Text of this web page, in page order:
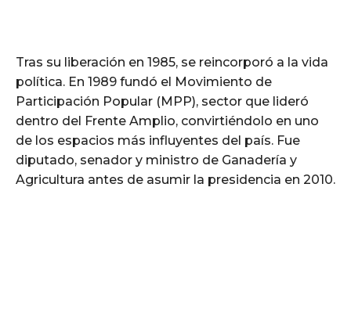
Tras su liberación en 1985, se reincorporó a la vida
política. En 1989 fundó el Movimiento de
Participación Popular (MPP), sector que lideró
dentro del Frente Amplio, convirtiéndolo en uno
de los espacios más influyentes del país. Fue
diputado, senador y ministro de Ganadería y
Agricultura antes de asumir la presidencia en 2010.